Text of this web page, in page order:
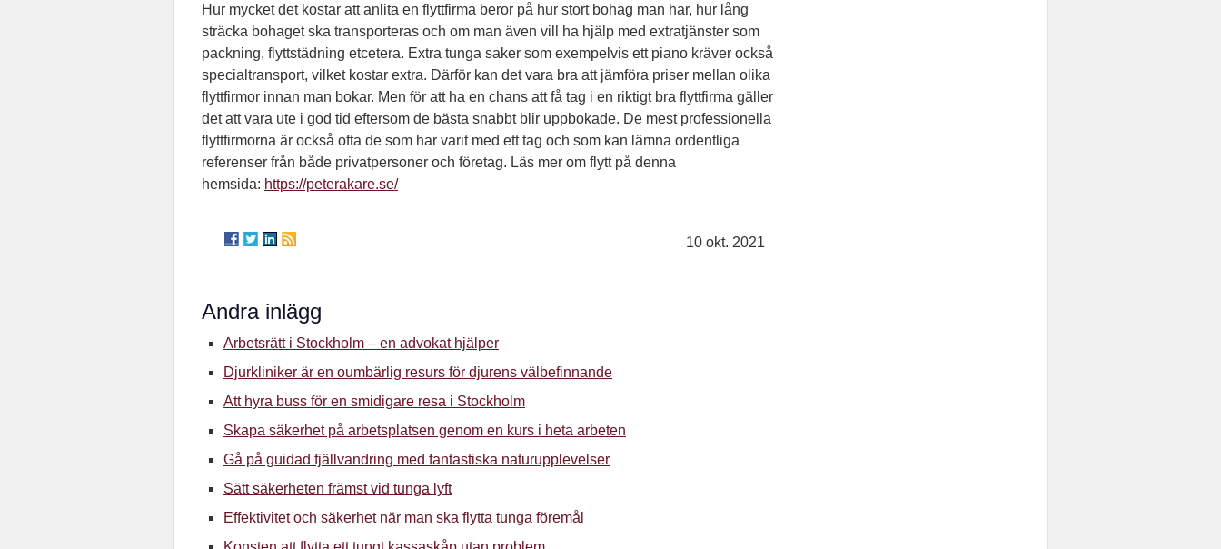
Hur mycket det kostar att anlita en flyttfirma beror på hur stort bohag man har, hur lång
sträcka bohaget ska transporteras och om man även vill ha hjälp med extratjänster som
packning, flyttstädning etcetera. Extra tunga saker som exempelvis ett piano kräver också
specialtransport, vilket kostar extra. Därför kan det vara bra att jämföra priser mellan olika
flyttfirmor innan man bokar. Men för att ha en chans att få tag i en riktigt bra flyttfirma gäller
det att vara ute i god tid eftersom de bästa snabbt blir uppbokade. De mest professionella
flyttfirmorna är också ofta de som har varit med ett tag och som kan lämna ordentliga
referenser från både privatpersoner och företag. Läs mer om flytt på denna
hemsida: https://peterakare.se/
10 okt. 2021
Andra inlägg
Arbetsrätt i Stockholm – en advokat hjälper
Djurkliniker är en oumbärlig resurs för djurens välbefinnande
Att hyra buss för en smidigare resa i Stockholm
Skapa säkerhet på arbetsplatsen genom en kurs i heta arbeten
Gå på guidad fjällvandring med fantastiska naturupplevelser
Sätt säkerheten främst vid tunga lyft
Effektivitet och säkerhet när man ska flytta tunga föremål